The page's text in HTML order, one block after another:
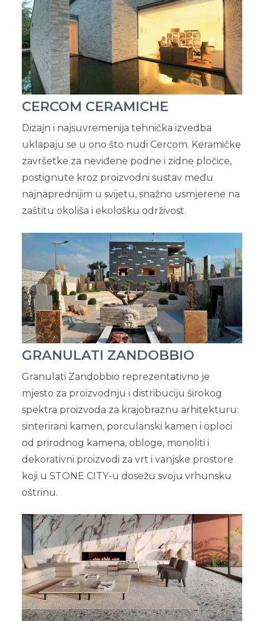
CERCOM CERAMICHE
Dizajn i najsuvremenija tehnička izvedba
uklapaju se u ono što nudi Cercom. Keramičke
završetke za neviđene podne i zidne pločice,
postignute kroz proizvodni sustav među
najnaprednijim u svijetu, snažno usmjerene na
zaštitu okoliša i ekološku održivost.
GRANULATI ZANDOBBIO
Granulati Zandobbio reprezentativno je
mjesto za proizvodnju i distribuciju širokog
spektra proizvoda za krajobraznu arhitekturu:
sinterirani kamen, porculanski kamen i oploci
od prirodnog kamena, obloge, monoliti i
dekorativni proizvodi za vrt i vanjske prostore
koji u STONE CITY-u dosežu svoju vrhunsku
oštrinu.